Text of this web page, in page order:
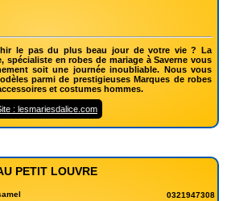
le pas du plus beau jour de votre vie ? La
spécialiste en robes de mariage à Saverne vous
soit une journée inoubliable. Nous vous
parmi de prestigieuses Marques de robes
et costumes hommes.
: lesmariesdalice.com
PETIT LOUVRE
0321947308